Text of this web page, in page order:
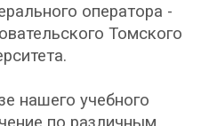
оператора -
Томского
нашего учебного